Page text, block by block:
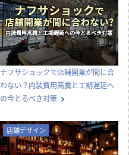
ナフサショックで店舗開業が間に合
わない？内装費用高騰と工期遅延へ
の今とるべき対策
店舗デザイン